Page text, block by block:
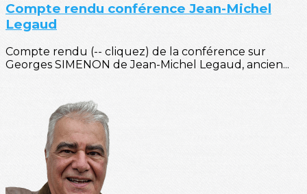
Compte rendu conférence Jean-Michel
Legaud
Compte rendu (-- cliquez) de la conférence sur
Georges SIMENON de Jean-Michel Legaud, ancien...